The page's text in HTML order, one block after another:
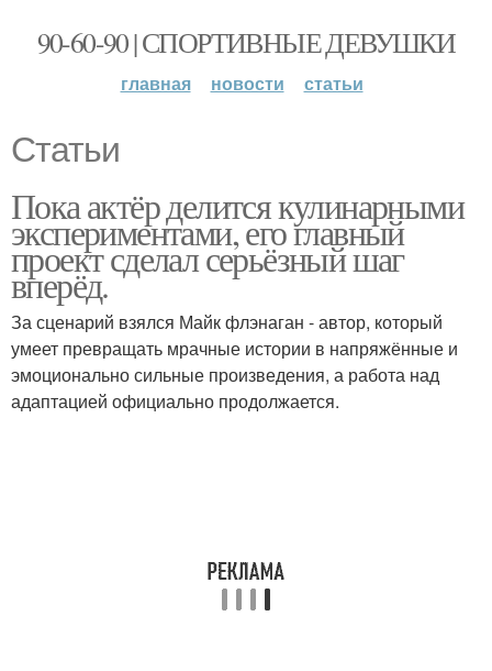
90-60-90 | СПОРТИВНЫЕ ДЕВУШКИ
главная новости статьи
Статьи
Пока актёр делится кулинарными
экспериментами, его главный
проект сделал серьёзный шаг
вперёд.
За сценарий взялся Майк флэнаган - автор, который
умеет превращать мрачные истории в напряжённые и
эмоционально сильные произведения, а работа над
адаптацией официально продолжается.